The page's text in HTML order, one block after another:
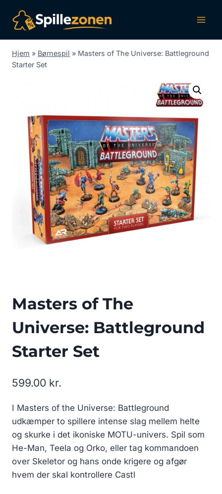
indhold
Hjem » Børnespil » Masters of The Universe: Battleground
Starter Set
Masters of The
Universe: Battleground
Starter Set
599.00 kr.
I Masters of the Universe: Battleground
udkæmper to spillere intense slag mellem helte
og skurke i det ikoniske MOTU-univers. Spil som
He-Man, Teela og Orko, eller tag kommandoen
over Skeletor og hans onde krigere og afgør
hvem der skal kontrollere Castl